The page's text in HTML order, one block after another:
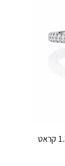
טבעת אירוסין יהלום טבעי רדיאנט 1.39 קראט